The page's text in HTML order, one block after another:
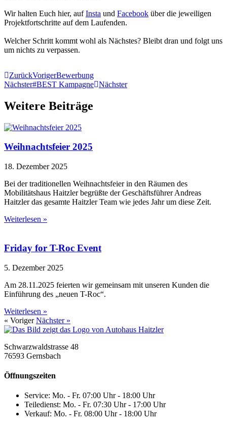
Wir halten Euch hier, aufInsta und Facebook über die jeweiligen
Projektfortschritte auf dem Laufenden.
Welcher Schritt kommt wohl als Nächstes? Bleibt dran und folgt uns
um nichts zu verpassen.
ZurückVorigerBewerbung
Nächster#BEST Kampagne Nächster
Weitere Beiträge
Weihnachtsfeier 2025
18. Dezember 2025
Bei der traditionellen Weihnachtsfeier in den Räumen des
Mobilitätshaus Haitzler begrüßte der Geschäftsführer Andreas
Haitzler das gesamte Haitzler Team wie jedes Jahr um diese Zeit.
Weiterlesen »
Friday for T-Roc Event
5. Dezember 2025
Am 28.11.2025 feierten wir gemeinsam mit unseren Kunden die
Einführung des „neuen T-Roc“.
Weiterlesen »
« Voriger Nächster »
Schwarzwaldstrasse 48
76593 Gernsbach
Öffnungszeiten
Service: Mo. - Fr. 07:00 Uhr - 18:00 Uhr
Teiledienst: Mo. - Fr. 07:30 Uhr - 17:00 Uhr
Verkauf: Mo. - Fr. 08:00 Uhr - 18:00 Uhr